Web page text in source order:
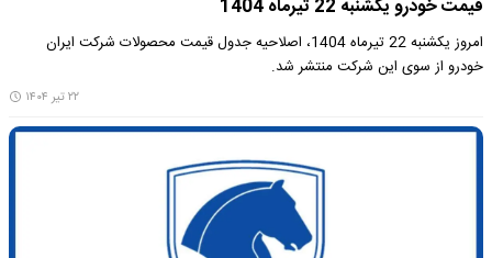
قیمت خودرو یکشنبه 22 تیرماه 1404
امروز یکشنبه 22 تیرماه 1404، اصلاحیه جدول قیمت محصولات شرکت ایران
خودرو از سوی این شرکت منتشر شد.
۲۲ تیر ۱۴۰۴